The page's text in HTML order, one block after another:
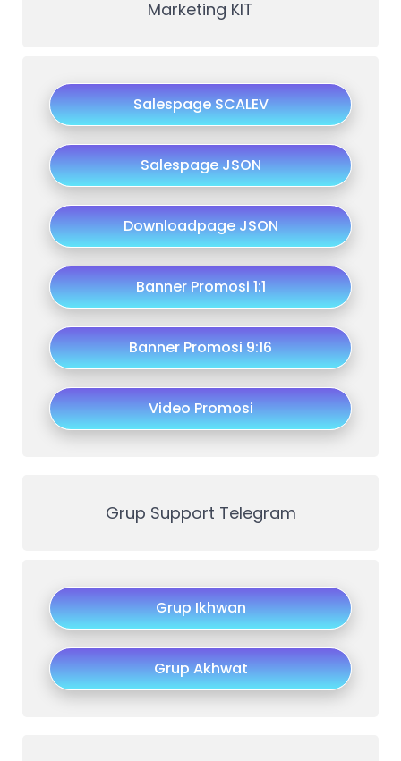
Marketing KIT
Salespage SCALEV
Salespage JSON
Downloadpage JSON
Banner Promosi 1:1
Banner Promosi 9:16
Video Promosi
Grup Support Telegram
Grup Ikhwan
Grup Akhwat